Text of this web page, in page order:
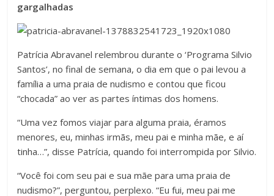
gargalhadas
Patrícia Abravanel relembrou durante o ‘Programa Silvio
Santos’, no final de semana, o dia em que o pai levou a
família a uma praia de nudismo e contou que ficou
“chocada” ao ver as partes íntimas dos homens.
“Uma vez fomos viajar para alguma praia, éramos
menores, eu, minhas irmãs, meu pai e minha mãe, e aí
tinha…”, disse Patrícia, quando foi interrompida por Silvio.
“Você foi com seu pai e sua mãe para uma praia de
nudismo?”, perguntou, perplexo. “Eu fui, meu pai me